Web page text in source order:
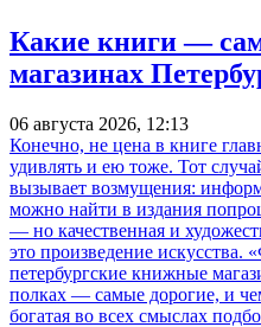
Какие книги —
магазинах
06 августа 2026, 12:13
Конечно, не цена в книге
удивлять и ею тоже. Тот
вызывает возмущения:
можно найти в издания
— но качественная и
это произведение искусства.
петербургские книжные
полках — самые дорогие, и
богатая во всех смыслах